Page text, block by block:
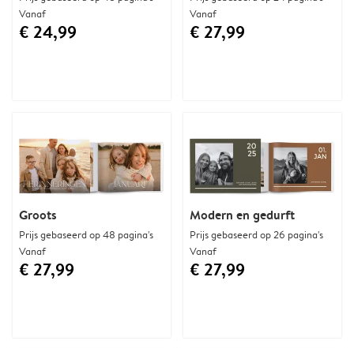
Vanaf
€ 24,99
Groots
Prijs gebaseerd op 48 pagina's
Vanaf
€ 27,99
Modern en gedurft
Prijs gebaseerd op 26 pagina's
Vanaf
€ 27,99
Vanaf
€ 27,99